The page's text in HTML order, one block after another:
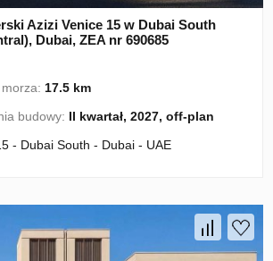
Azizi Venice 15 w Dubai South
Dubai, ZEA nr 690685
morza: 17.5 km
budowy: II kwartał, 2027, off-plan
- Dubai South - Dubai - UAE